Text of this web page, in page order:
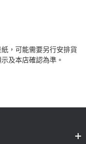
，可能需要另行安排貨
及本店確認為準。